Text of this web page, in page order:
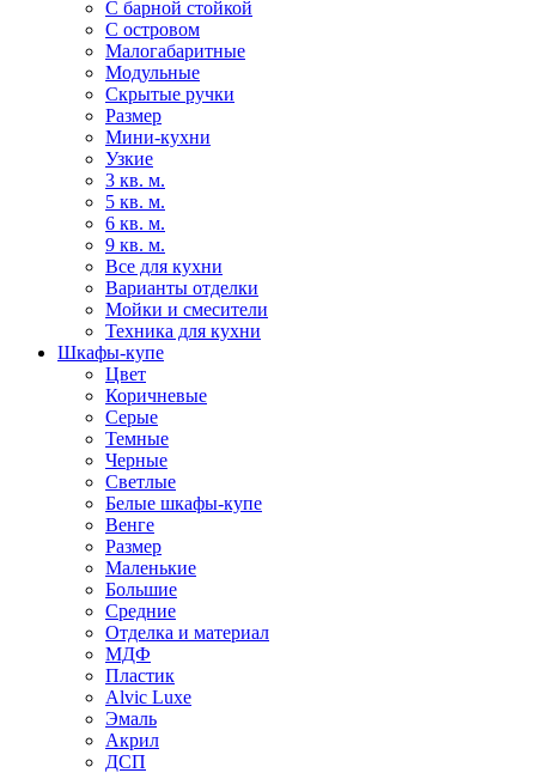
С барной стойкой
С островом
Малогабаритные
Модульные
Скрытые ручки
Размер
Мини-кухни
Узкие
3 кв. м.
5 кв. м.
6 кв. м.
9 кв. м.
Все для кухни
Варианты отделки
Мойки и смесители
Техника для кухни
Шкафы-купе
Цвет
Коричневые
Серые
Темные
Черные
Светлые
Белые шкафы-купе
Венге
Размер
Маленькие
Большие
Средние
Отделка и материал
МДФ
Пластик
Alvic Luxe
Эмаль
Акрил
ДСП